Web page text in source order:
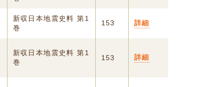
新収日本地震史料 第1
巻
153 詳細
新収日本地震史料 第1
巻
153 詳細